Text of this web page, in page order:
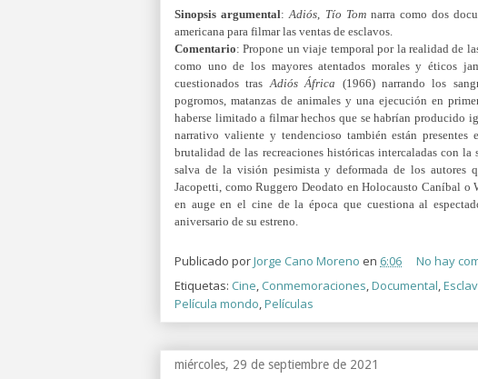
Sinopsis argumental:Adiós Tío Tomnarra como dos
americana para filmar las ventas de esclavos.
Comentario: Propone un viaje temporal por la realidad de
como uno de los mayores atentados morales y éticos
cuestionados tras Adiós África (1966) narrando los
pogromos, matanzas de animales y una ejecución en
haberse limitado a filmar hechos que se habrían producido
narrativo valiente y tendencioso también están
brutalidad de las recreaciones históricas intercaladas con
salva de la visión pesimista y deformada de los autores
Jacopetti, como Ruggero Deodato en Holocausto Caníbal
en auge en el cine de la época que cuestiona al
aniversario de su estreno.
Publicado porJorge Cano Moreno en 6:06
No hay
Etiquetas: Cine, Conmemoraciones,Documental,
Película mondo,Películas
miércoles, 29 de septiembre de 2021